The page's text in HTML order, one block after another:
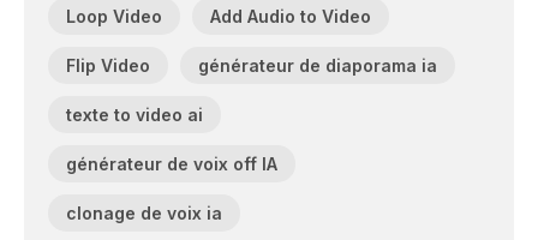
Loop Video Add Audio to Video
Flip Video générateur de diaporama ia
texte to video ai
générateur de voix off IA
clonage de voix ia